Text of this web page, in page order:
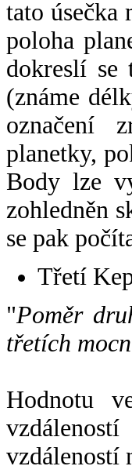
tato úsečka
poloha
dokreslí se
(známe
označení
planetky,
Body lze
zohledněn
se pak
Třetí
"Poměr
třetích
Hodnotu
vzdáleností
vzdáleností